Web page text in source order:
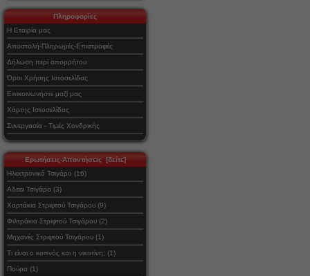
Πληροφορίες
Η Εταιρία μας
Αποστολή-Πληρωμές-Επιστροφές
Δήλωση περί απορρήτου
Όροι Χρήσης Ιστοσελίδας
Επικοινωνήστε μαζί μας
Χάρτης Ιστοσελίδας
Συνεργασία - Τιμές Χονδρικής
Ερωτήσεις-Απαντήσεις [δείτε]
Ηλεκτρονικό Τσιγάρο (16)
Αδεια Τσιγάρα (3)
Χαρτάκια Στριφτού Τσιγάρου (9)
Φιλτράκια Στριφτού Τσιγάρου (2)
Μηχανές Στριφτού Τσιγάρου (1)
Τι είναι ο καπνός και η νικοτίνη; (1)
Πούρα (1)